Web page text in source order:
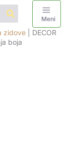
Meni
zidove
DECOR
boja